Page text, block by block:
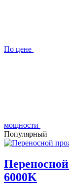
По цене
мощности
Популярный
6000K